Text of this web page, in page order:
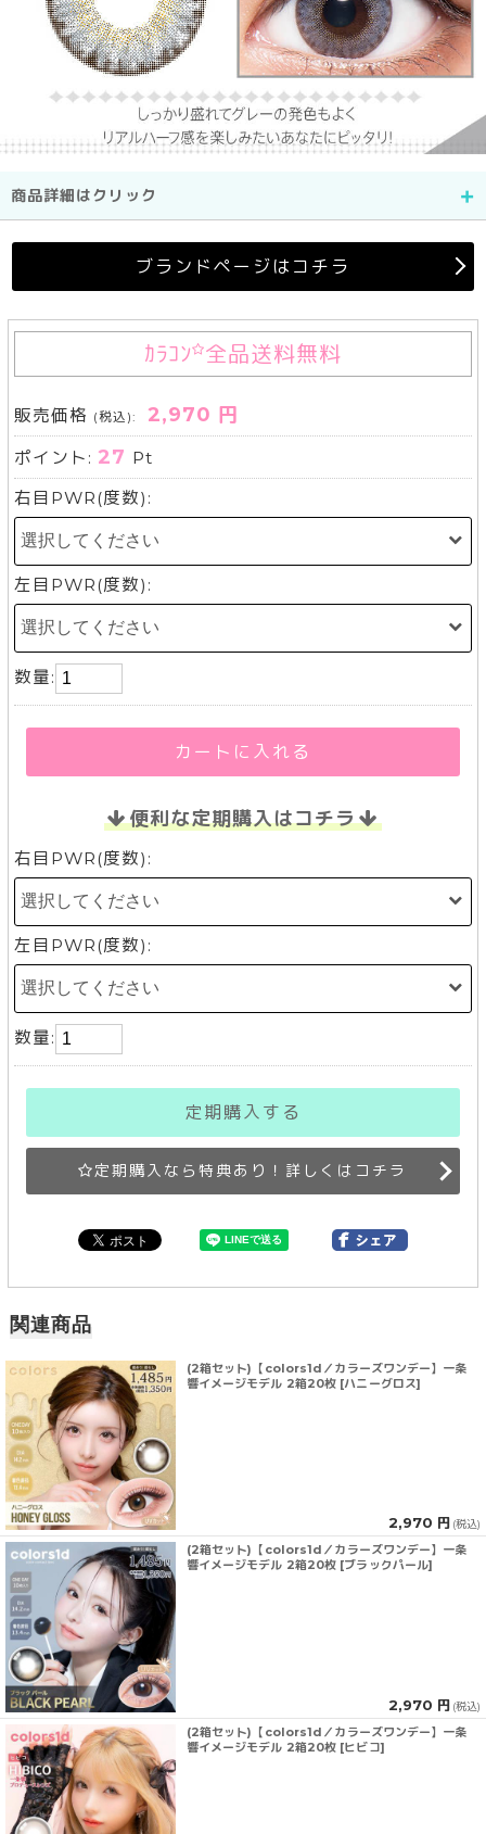
商品詳細はクリック
ブランドページはコチラ
ｶﾗｺﾝ 全品送料無料
販売価格 (税込): 2,970 円
ポイント: 27 Pt
右目PWR(度数):
左目PWR(度数):
数量:
カートに入れる
便利な定期購入はコチラ
右目PWR(度数):
左目PWR(度数):
数量:
定期購入する
定期購入なら特典あり！詳しくはコチラ
関連商品
(2箱セット)【colors1d／カラーズワンデー】一条
響イメージモデル 2箱20枚 [ハニーグロス]
2,970 円 (税込)
(2箱セット)【colors1d／カラーズワンデー】一条
響イメージモデル 2箱20枚 [ブラックパール]
2,970 円 (税込)
(2箱セット)【colors1d／カラーズワンデー】一条
響イメージモデル 2箱20枚 [ヒビコ]